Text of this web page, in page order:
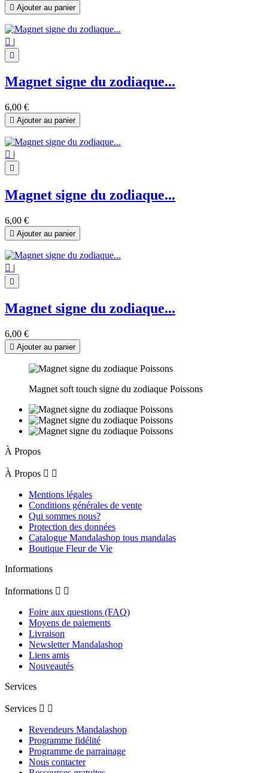
 Ajouter au panier
 |

Magnet signe du zodiaque...
6,00 €
 Ajouter au panier
 |

Magnet signe du zodiaque...
6,00 €
 Ajouter au panier
 |

Magnet signe du zodiaque...
6,00 €
 Ajouter au panier
Magnet soft touch signe du zodiaque Poissons
À Propos
À Propos  
Mentions légales
Conditions générales de vente
Qui sommes nous?
Protection des données
Catalogue Mandalashop tous mandalas
Boutique Fleur de Vie
Informations
Informations  
Foire aux questions (FAQ)
Moyens de paiements
Livraison
Newsletter Mandalashop
Liens amis
Nouveautés
Services
Services  
Revendeurs Mandalashop
Programme fidélité
Programme de parrainage
Nous contacter